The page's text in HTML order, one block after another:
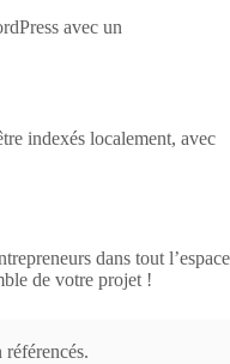
avec un
indexés localement, avec
dans tout l’espace
de votre projet !
référencés.